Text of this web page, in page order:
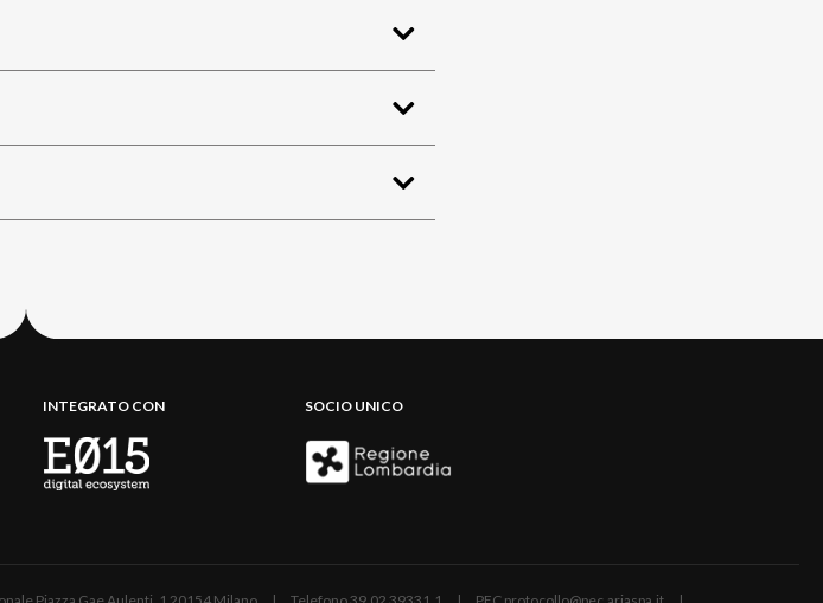
INTEGRATO CON SOCIO UNICO